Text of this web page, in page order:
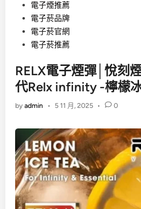
電子煙推薦
電子菸品牌
電子菸官網
電子菸推薦
RELX電子煙彈│悅刻
代Relx infinity -檸檬
byadmin • 5 11 月, 2025 • 0